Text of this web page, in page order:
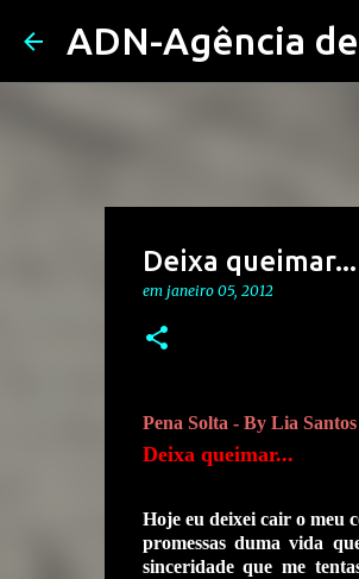
ADN-Agência
Deixa queimar...
em janeiro 05, 2012
Pena Solta - By Lia Santos
Deixa queimar...
Hoje eu deixei cair o meu
promessas duma vida
sinceridade que me